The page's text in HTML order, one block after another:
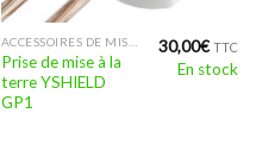
Prise de mise à la
terre YSHIELD
GP1
30,00€ TTC
En stock